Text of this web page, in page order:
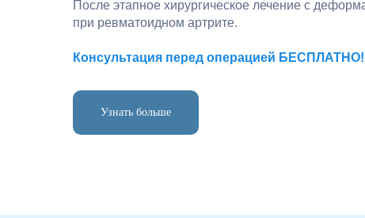
После этапное хирургическое лечение с
при ревматоидном артрите.
Консультация перед операцией БЕСПЛАТНО!
Узнать больше